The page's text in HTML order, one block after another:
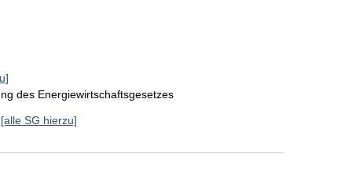
des Energiewirtschaftsgesetzes
[alle SG hierzu]